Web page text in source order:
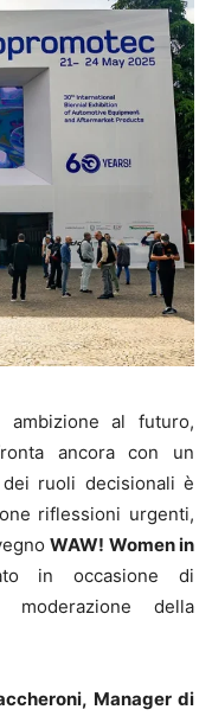
al futuro,
ancora con un
ruoli decisionali è
riflessioni urgenti,
WAW! Women in
in occasione di
della
Manager di